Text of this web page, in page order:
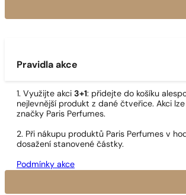
Pravidla akce
1. Využijte akci 3+1: přidejte do košíku
nejlevnější produkt z dané čtveřice. Akci
značky Paris Perfumes.
2. Při nákupu produktů Paris Perfumes v
dosažení stanovené částky.
Podmínky akce